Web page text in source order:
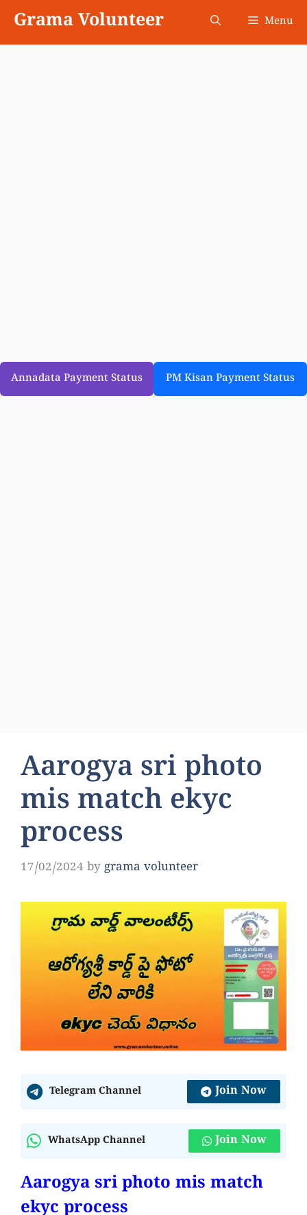
content
Grama Volunteer Menu
Annadata Payment Status PM Kisan Payment Status
Aarogya sri photo
mis match ekyc
process
17/02/2024 by grama volunteer
Telegram Channel Join Now
WhatsApp Channel Join Now
Aarogya sri photo mis match
ekyc process